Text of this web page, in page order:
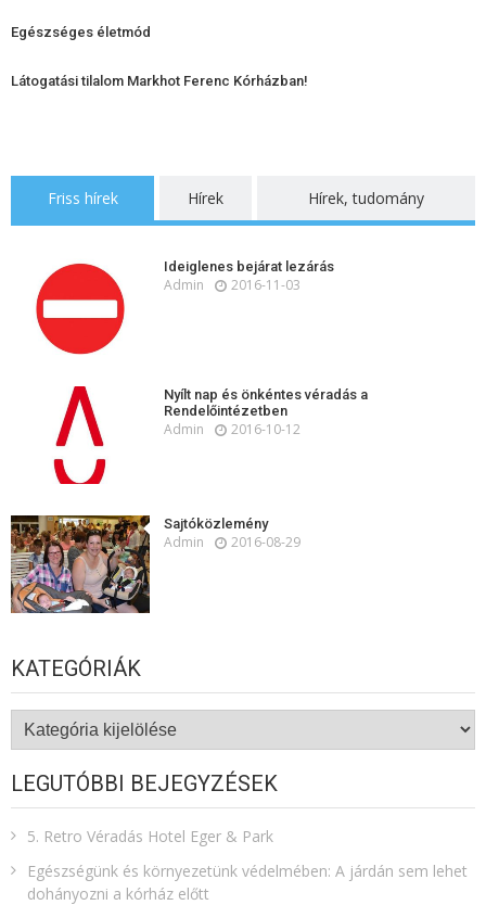
Egészséges életmód
Látogatási tilalom Markhot Ferenc Kórházban!
Friss hírek Hírek Hírek, tudomány
Ideiglenes bejárat lezárás
Admin 2016-11-03
Nyílt nap és önkéntes véradás a
Rendelőintézetben
Admin 2016-10-12
Sajtóközlemény
Admin 2016-08-29
KATEGÓRIÁK
Kategóriák
LEGUTÓBBI BEJEGYZÉSEK
5. Retro Véradás Hotel Eger & Park
Egészségünk és környezetünk védelmében: A járdán sem lehet
dohányozni a kórház előtt